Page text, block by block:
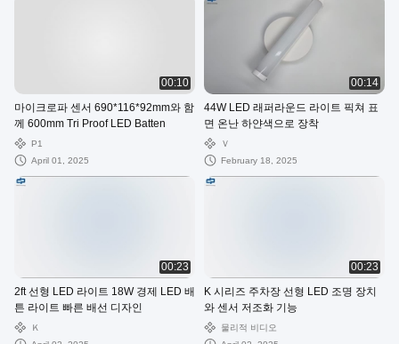
00:10
마이크로파 센서 690*116*92mm와 함
께 600mm Tri Proof LED Batten
P1
April 01, 2025
00:14
44W LED 래퍼라운드 라이트 픽쳐 표
면 온난 하얀색으로 장착
Ｖ
February 18, 2025
00:23
2ft 선형 LED 라이트 18W 경제 LED 배
튼 라이트 빠른 배선 디자인
Ｋ
00:23
K 시리즈 주차장 선형 LED 조명 장치
와 센서 저조화 기능
물리적 비디오